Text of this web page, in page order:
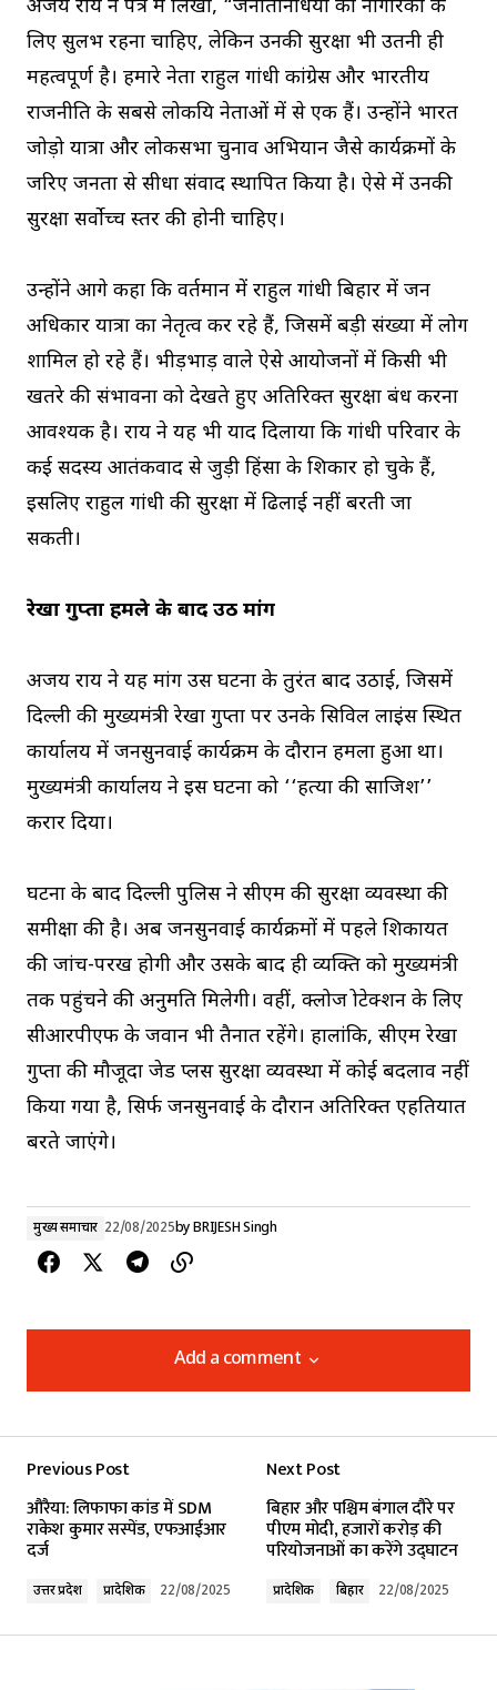
अजय राय ने पत्र में लिखा, “जनप्रतिनिधियों को नागरिकों के
लिए सुलभ रहना चाहिए, लेकिन उनकी सुरक्षा भी उतनी ही
महत्वपूर्ण है। हमारे नेता राहुल गांधी कांग्रेस और भारतीय
राजनीति के सबसे लोकप्रिय नेताओं में से एक हैं। उन्होंने भारत
जोड़ो यात्रा और लोकसभा चुनाव अभियान जैसे कार्यक्रमों के
जरिए जनता से सीधा संवाद स्थापित किया है। ऐसे में उनकी
सुरक्षा सर्वोच्च स्तर की होनी चाहिए।
उन्होंने आगे कहा कि वर्तमान में राहुल गांधी बिहार में जन
अधिकार यात्रा का नेतृत्व कर रहे हैं, जिसमें बड़ी संख्या में लोग
शामिल हो रहे हैं। भीड़भाड़ वाले ऐसे आयोजनों में किसी भी
खतरे की संभावना को देखते हुए अतिरिक्त सुरक्षा प्रबंध करना
आवश्यक है। राय ने यह भी याद दिलाया कि गांधी परिवार के
कई सदस्य आतंकवाद से जुड़ी हिंसा के शिकार हो चुके हैं,
इसलिए राहुल गांधी की सुरक्षा में ढिलाई नहीं बरती जा
सकती।
रेखा गुप्ता हमले के बाद उठी मांग
अजय राय ने यह मांग उस घटना के तुरंत बाद उठाई, जिसमें
दिल्ली की मुख्यमंत्री रेखा गुप्ता पर उनके सिविल लाइंस स्थित
कार्यालय में जनसुनवाई कार्यक्रम के दौरान हमला हुआ था।
मुख्यमंत्री कार्यालय ने इस घटना को ‘‘हत्या की साजिश’’
करार दिया।
घटना के बाद दिल्ली पुलिस ने सीएम की सुरक्षा व्यवस्था की
समीक्षा की है। अब जनसुनवाई कार्यक्रमों में पहले शिकायत
की जांच-परख होगी और उसके बाद ही व्यक्ति को मुख्यमंत्री
तक पहुंचने की अनुमति मिलेगी। वहीं, क्लोज प्रोटेक्शन के लिए
सीआरपीएफ के जवान भी तैनात रहेंगे। हालांकि, सीएम रेखा
गुप्ता की मौजूदा जेड प्लस सुरक्षा व्यवस्था में कोई बदलाव नहीं
किया गया है, सिर्फ जनसुनवाई के दौरान अतिरिक्त एहतियात
बरते जाएंगे।
मुख्य समाचार 22/08/2025byBRIJESH Singh
Add a comment
Add a comment
Required fields are marked*
Previous Post
औरैया: लिफाफा कांड में SDM
राकेश कुमार सस्पेंड, एफआईआर
दर्ज
उत्तर प्रदेश प्रादेशिक 22/08/2025
Next Post
बिहार और पश्चिम बंगाल दौरे पर
पीएम मोदी, हजारों करोड़ की
परियोजनाओं का करेंगे उद्घाटन
प्रादेशिक बिहार 22/08/2025